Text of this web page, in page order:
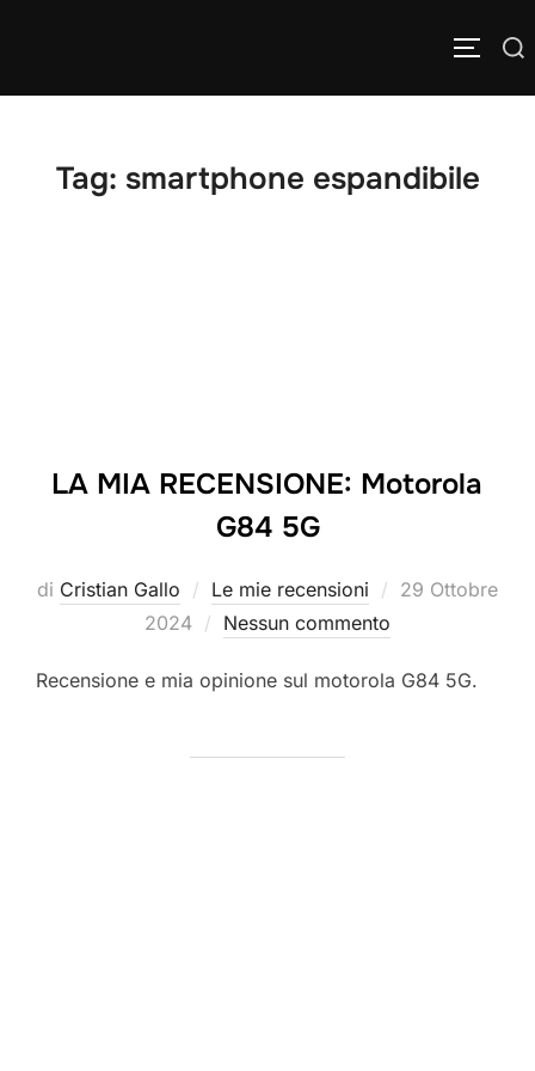
Cerca APRI/
Tag: smartphone espandibile
LA MIA RECENSIONE: Motorola
G84 5G
di Cristian Gallo Le mie recensioni
Pubblicato
29 Ottobre
2024
Nessun commento
Recensione e mia opinione sul motorola G84 5G.